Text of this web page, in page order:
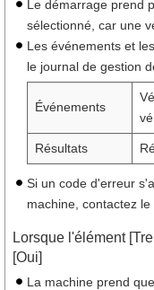
Le démarrage prend
sélectionné, car une
Les événements et
le journal de gestion
Événements
Résultats
Si un code d'erreur
machine, contactez le
Lorsque l'élément
[Oui]
La machine prend